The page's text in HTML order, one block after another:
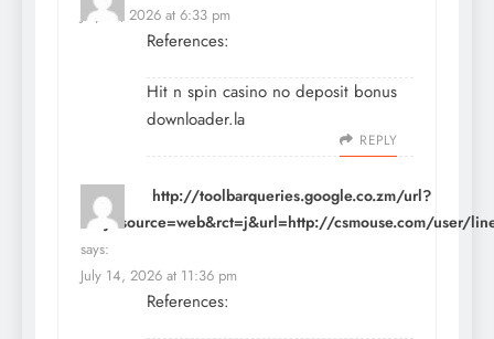
July 13, 2026 at 6:33 pm
References:
Hit n spin casino no deposit bonus
downloader.la
REPLY
http://toolbarqueries.google.co.zm/url?
sa=j&source=web&rct=j&url=http://csmouse.com/user/
says:
July 14, 2026 at 11:36 pm
References: